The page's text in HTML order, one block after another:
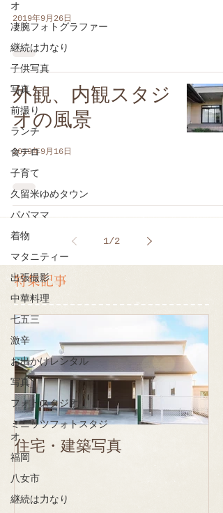
オ
凄腕フォトグラファー
継続は力なり
子供写真
写真
前撮り
ランチ
食テロ
子育て
久留米ゆめタウン
パパママ
着物
マタニティー
出張撮影
中華料理
七五三
激辛
お出かけレンタル
写真
フォトスタジオ
ミニッツフォトスタジ
オ
福岡
八女市
継続は力なり
2019年9月26日
外観、内観スタジ
オの風景
2019年9月16日
1/2
特集記事
住宅・建築写真